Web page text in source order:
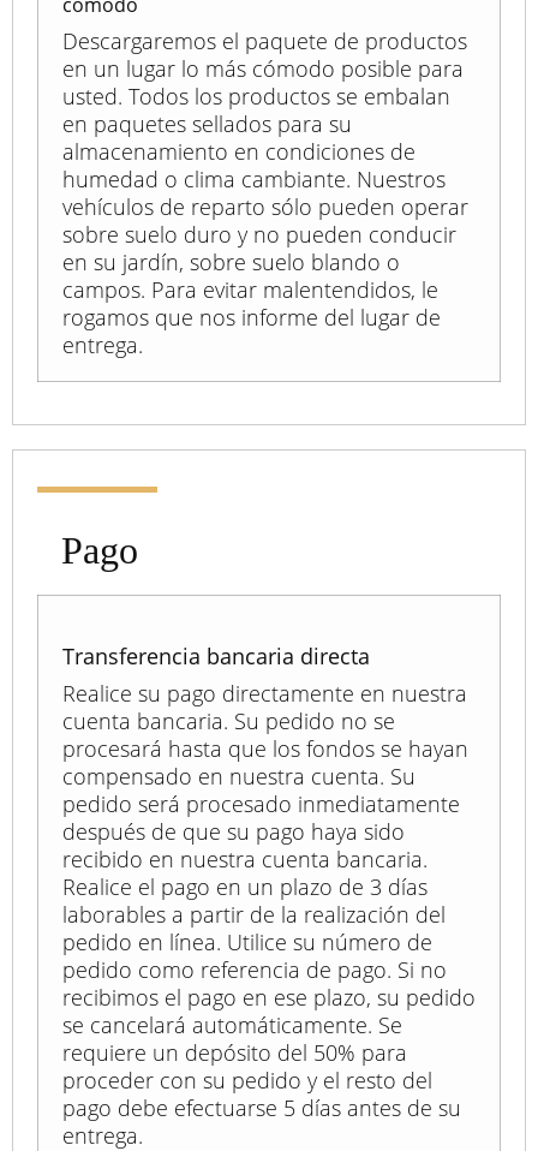
Descargaremos el paquete de productos
en un lugar lo más cómodo posible para
usted. Todos los productos se embalan
en paquetes sellados para su
almacenamiento en condiciones de
humedad o clima cambiante. Nuestros
vehículos de reparto sólo pueden operar
sobre suelo duro y no pueden conducir
en su jardín, sobre suelo blando o
campos. Para evitar malentendidos, le
rogamos que nos informe del lugar de
entrega.
Pago
Transferencia bancaria directa
Realice su pago directamente en nuestra
cuenta bancaria. Su pedido no se
procesará hasta que los fondos se hayan
compensado en nuestra cuenta. Su
pedido será procesado inmediatamente
después de que su pago haya sido
recibido en nuestra cuenta bancaria.
Realice el pago en un plazo de 3 días
laborables a partir de la realización del
pedido en línea. Utilice su número de
pedido como referencia de pago. Si no
recibimos el pago en ese plazo, su pedido
se cancelará automáticamente. Se
requiere un depósito del 50% para
proceder con su pedido y el resto del
pago debe efectuarse 5 días antes de su
entrega.